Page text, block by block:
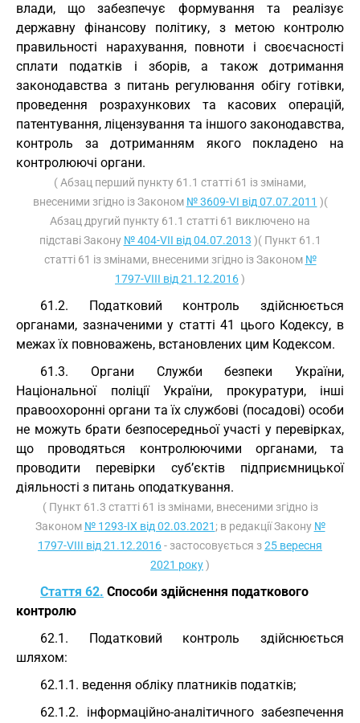
влади, що забезпечує формування та реалізує
державну фінансову політику, з метою контролю
правильності нарахування, повноти і своєчасності
сплати податків і зборів, а також дотримання
законодавства з питань регулювання обігу готівки,
проведення розрахункових та касових операцій,
патентування, ліцензування та іншого законодавства,
контроль за дотриманням якого покладено на
контролюючі органи.
( Абзац перший пункту 61.1 статті 61 із змінами,
внесеними згідно із Законом № 3609-VI від 07.07.2011 )(
Абзац другий пункту 61.1 статті 61 виключено на
підставі Закону № 404-VII від 04.07.2013 )( Пункт 61.1
статті 61 із змінами, внесеними згідно із Законом №
1797-VIII від 21.12.2016)
61.2. Податковий контроль здійснюється
органами, зазначеними у статті 41 цього Кодексу, в
межах їх повноважень, встановлених цим Кодексом.
61.3. Органи Служби безпеки України,
Національної поліції України, прокуратури, інші
правоохоронні органи та їх службові (посадові) особи
не можуть брати безпосередньої участі у перевірках,
що проводяться контролюючими органами, та
проводити перевірки суб’єктів підприємницької
діяльності з питань оподаткування.
( Пункт 61.3 статті 61 із змінами, внесеними згідно із
Законом № 1293-IX від 02.03.2021 ; в редакції Закону №
1797-VIII від 21.12.2016- застосовується з25 вересня
2021 року)
Стаття 62. Способи здійснення податкового
контролю
62.1. Податковий контроль здійснюється
шляхом:
62.1.1. ведення обліку платників податків;
62.1.2. інформаційно-аналітичного забезпечення